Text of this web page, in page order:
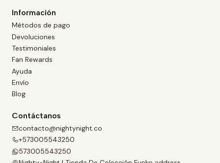
Información
Métodos de pago
Devoluciones
Testimoniales
Fan Rewards
Ayuda
Envío
Blog
Contáctanos
contacto@nightynight.co
+573005543250
573005543250